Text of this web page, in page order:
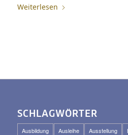
Weiterlesen
SCHLAGWÖRTER
Ausbildung Ausleihe Ausstellung